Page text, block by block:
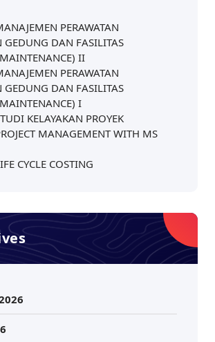
PERAWATAN
DAN FASILITAS
II
PERAWATAN
DAN FASILITAS
I
KELAYAKAN PROYEK
MANAGEMENT WITH MS
CYCLE COSTING